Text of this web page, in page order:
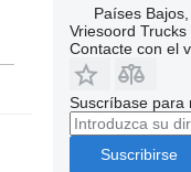
Países
Vriesoord Trucks
Contacte con el
Suscríbase para
Suscribirse